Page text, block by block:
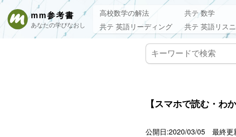
mm参考書
あなたの学びなおし
高校数学の解法
共テ 数学
共テ 英語リーディング
共テ 英語リス
【スマホで読む・わ
公開日:2020/03/05 最終更